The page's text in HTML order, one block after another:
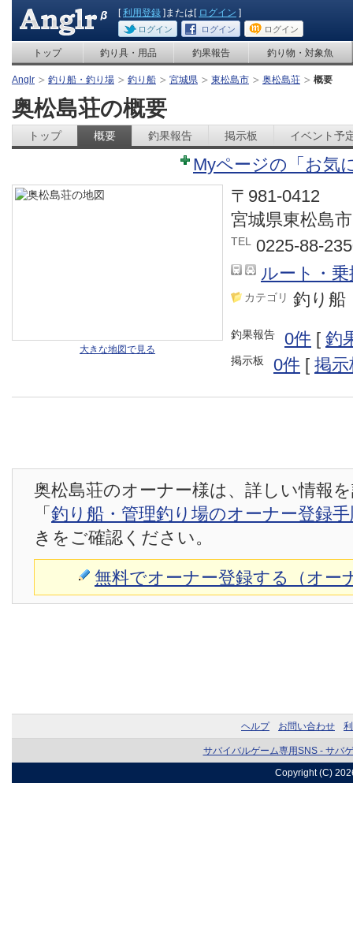
[利用登録 ]または[ ログイン ]
ログイン ログイン ログイン
トップ 釣り具・用品 釣果報告 釣り物・対象魚
Anglr 釣り船・釣り場 釣り船 宮城県 東松島市 奥松島荘 概要
奥松島荘の概要
トップ 概要 釣果報告 掲示板 イベント予
Myページの「お気
大きな地図で見る
〒981-0412
宮城県東松島
TEL
0225-88-
ルート・
カテゴリ 釣り船
釣果報告 0件 [ 釣
掲示板 0件 [ 掲
奥松島荘のオーナー様は、詳しい情報
「 釣り船・管理釣り場のオーナー登録
きをご確認ください。
無料でオーナー登録する（オー
ヘルプ お問い合わせ
サバイバルゲーム専用SNS - サバ
Copyright (C)